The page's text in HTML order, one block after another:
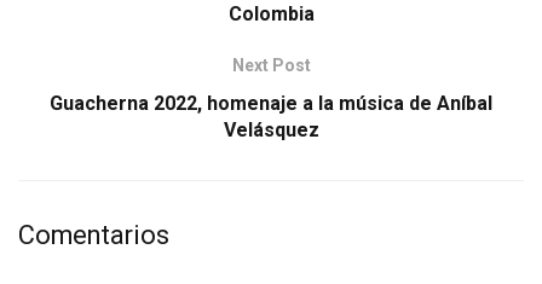
Colombia
Next Post
Guacherna 2022, homenaje a la música de Aníbal
Velásquez
Comentarios